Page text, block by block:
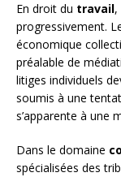
En droit du travail,
progressivement.
économique
préalable de
litiges individuels
soumis à une
s’apparente à une
Dans le domaine
spécialisées des